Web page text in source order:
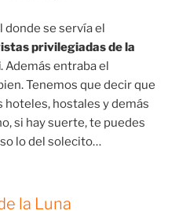
donde se servía el
privilegiadas de la
. Además entraba el
Tenemos que decir que
hoteles, hostales y demás
si hay suerte, te puedes
lo del solecito…
la Luna